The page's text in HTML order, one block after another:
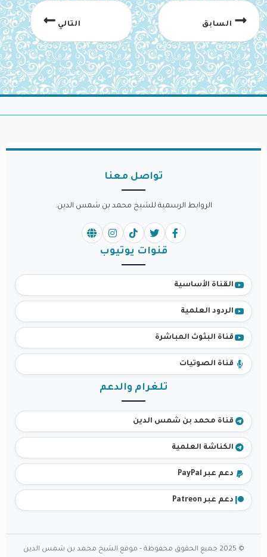
السابق التالي
تواصل معنا
الروابط الرسمية للشيخ محمد بن شمس الدين.
قنوات يوتيوب
القناة الأساسية
الردود العلمية
قناة البثوث المباشرة
قناة الصوتيات
تلغرام والدعم
قناة محمد بن شمس الدين
الكناشة العلمية
دعم عبر PayPal
دعم عبر Patreon
© 2025 جميع الحقوق محفوظة - موقع الشيخ محمد بن شمس الدين